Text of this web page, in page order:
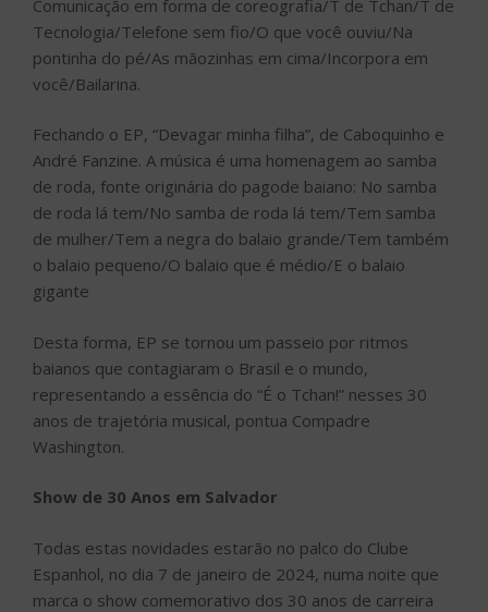
Comunicação em forma de coreografia/T de Tchan/T de
Tecnologia/Telefone sem fio/O que você ouviu/Na
pontinha do pé/As mãozinhas em cima/Incorpora em
você/Bailarina.
Fechando o EP, “Devagar minha filha”, de Caboquinho e
André Fanzine. A música é uma homenagem ao samba
de roda, fonte originária do pagode baiano: No samba
de roda lá tem/No samba de roda lá tem/Tem samba
de mulher/Tem a negra do balaio grande/Tem também
o balaio pequeno/O balaio que é médio/E o balaio
gigante
Desta forma, EP se tornou um passeio por ritmos
baianos que contagiaram o Brasil e o mundo,
representando a essência do “É o Tchan!” nesses 30
anos de trajetória musical, pontua Compadre
Washington.
Show de 30 Anos em Salvador
Todas estas novidades estarão no palco do Clube
Espanhol, no dia 7 de janeiro de 2024, numa noite que
marca o show comemorativo dos 30 anos de carreira